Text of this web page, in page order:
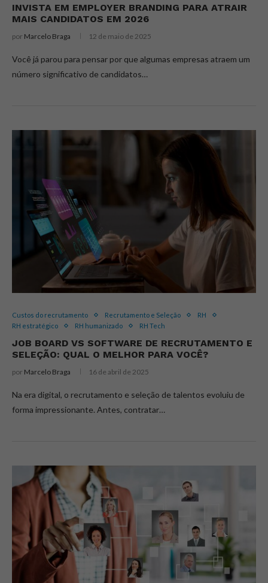
INVISTA EM EMPLOYER BRANDING PARA ATRAIR
MAIS CANDIDATOS EM 2026
por Marcelo Braga 12 de maio de 2025
Você já parou para pensar por que algumas empresas atraem um
número significativo de candidatos…
Custos do recrutamento Recrutamento e Seleção
RH
RH estratégico
RH humanizado RH Tech
JOB BOARD VS SOFTWARE DE RECRUTAMENTO E
SELEÇÃO: QUAL O MELHOR PARA VOCÊ?
por Marcelo Braga 16 de abril de 2025
Na era digital, o recrutamento e seleção de talentos evoluiu de
forma impressionante. Antes, contratar…